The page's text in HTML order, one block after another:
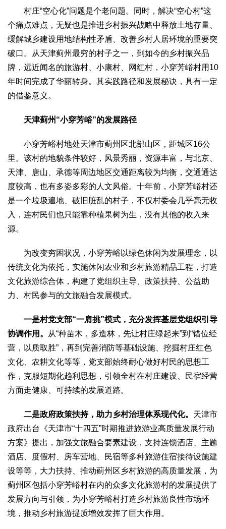
国防
国防建设 兵器装备 军营风采
国际
中国与世界 国际视点 国际合作 他山之石
视频
动态
地方
京 津 冀 晋 蒙 辽 吉 黑 沪 苏 浙 皖
闽
赣
鲁 豫 鄂 湘 粤 桂 琼 川 黔 滇
藏
陕
甘 青 宁 新 港 澳 台
智库
信息
地方动态 地方强音
在线期刊
2016 2015 2018 2019
关于我们
杂志简介 杂志编委会 组织机构 联系我们 智慧中国动态
智慧城市
全景中国 智慧旅游 智慧教育
工作动态 康养思语 项目介绍
成果展示
政策发布 视频播报 工程案例
康养智库
合作伙伴
村庄“空心化”问题是个老问题。同时，解决“空心村”这
个痛点难点，无疑也是推进乡村振兴战略中释放土地存量、
缓解城乡建设用地结构性矛盾、改善乡村人居环境的重要突
破口。从天津蓟州最穷的村子之一，到如今的乡村振兴品
牌，远近闻名的旅游村、小康村、网红村，小穿芳峪村用10
年时间完成了华丽转身。其实践路径和发展秘诀，具有一定
的借鉴意义。
天津蓟州“小穿芳峪”的发展路径
小穿芳峪村地处天津市蓟州区北部山区，距城区16公
里。该村的地貌条件较好，风景秀丽，资源丰富，与北京、
天津、唐山、承德等周边地区交通距离较为均衡，交通通达
度较高，也有多姿多彩的人文风俗。十年前，小穿芳峪村还
是一个垃圾遍地、破旧脏乱的村子，不仅村委会几乎毫无收
入，连村民们也只能靠种植果树为生，没有其他的收入来
源。
为改变穷困状况，小穿芳峪以绿色休闲为发展理念，以
传统文化为依托，实施休闲农业和乡村旅游精品工程，打造
文化旅游综合体，构建了党组织主导、政策扶持、公益助
力、村民参与的文旅融合发展模式。
一是村党支部“一肩挑”模式，充分发挥基层党组织引导
协调作用。
从“种苗木，多造林，先让村庄绿起来”到“错位经
营，以质取胜”，再到完善消防等基础设施、挖掘村庄红色
文化、农耕文化等等，党支部始终耐心做好村民的思想工
作，克服短期化趋利思想，引领全村在村庄建设、民宿经营
方面走健康、可持续的发展道路。
二是政府政策扶持，助力乡村治理体系现代化。 天津市
政府出台《天津市“十四五”时期推进旅游业高质量发展行动
方案》提出，加强文旅融合要素建设，支持连锁酒店、主题
酒店、度假村、房车营地、民宿等多种旅游住宿接待设施建
设等等，大力扶持、推动蓟州区乡村旅游的高质量发展，为
蓟州区包括小穿芳峪村在内的众多文化旅游村的发展提供了
发展方向与引领，为小穿芳峪村打造乡村旅游良性市场环
境，推动乡村旅游提质增效发挥了巨大作用。